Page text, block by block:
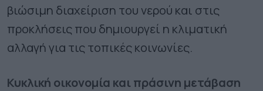
βιώσιμη διαχείριση του νερού και στις
προκλήσεις που δημιουργεί η κλιματική
αλλαγή για τις τοπικές κοινωνίες.
Κυκλική οικονομία και πράσινη μετάβαση